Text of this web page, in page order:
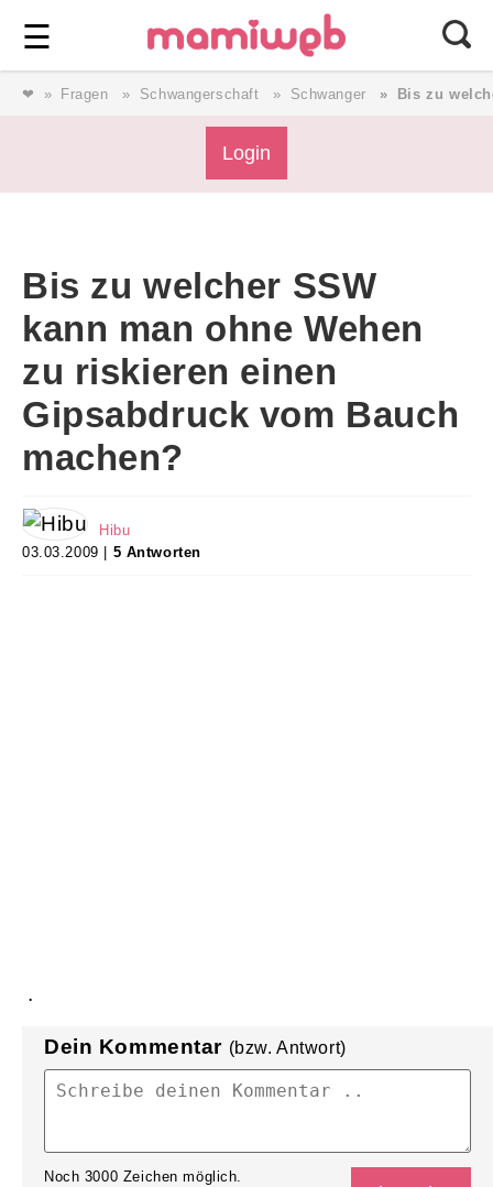
☰ ⎯ Wir lieben Familie ⎯
❤ Fragen Schwangerschaft Schwanger Bis zu
Login
Bis zu welcher SSW
kann man ohne Wehen
zu riskieren einen
Gipsabdruck vom Bauch
machen?
Hibu
03.03.2009 | 5 Antworten
.
Dein Kommentar (bzw. Antwort)
Noch 3000 Zeichen möglich.
Forum
Service
AGB & Impressum